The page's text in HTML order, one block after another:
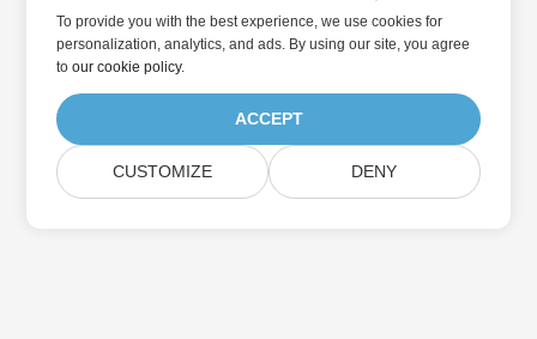
To provide you with the best experience, we use cookies for
personalization, analytics, and ads. By using our site, you agree
toour cookie policy.
ACCEPT
CUSTOMIZE DENY